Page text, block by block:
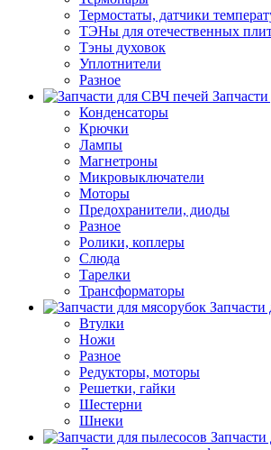
Термостаты, датчики
ТЭНы для отечественных
Тэны духовок
Уплотнители
Разное
Конденсаторы
Крючки
Лампы
Магнетроны
Микровыключатели
Моторы
Предохранители, диоды
Разное
Ролики, коплеры
Слюда
Тарелки
Трансформаторы
Запчасти
Втулки
Ножи
Разное
Редукторы, моторы
Решетки, гайки
Шестерни
Шнеки
Запчасти